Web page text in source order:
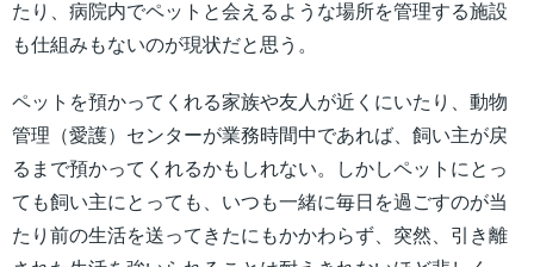
たり、病院内でペットと会えるような場所を管理する施設
も仕組みもないのが現状だと思う。
ペットを預かってくれる家族や友人が近くにいたり、動物
管理（愛護）センターが業務時間中であれば、飼い主が戻
るまで預かってくれるかもしれない。しかしペットにとっ
ても飼い主にとっても、いつも一緒に毎日を過ごすのが当
たり前の生活を送ってきたにもかかわらず、突然、引き離